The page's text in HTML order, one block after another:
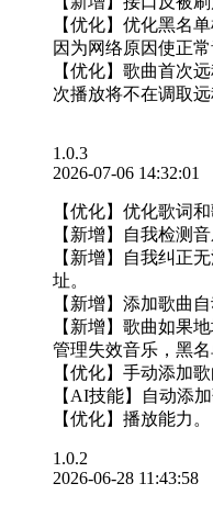
【优化】优化黑名
因为网络原因使正
【优化】歌曲首次
次播放将不在调取
1.0.3
2026-07-06 14:32:01
【优化】优化歌词
【新增】自我检测
【新增】自我纠正
址。
【新增】添加歌曲
【新增】歌曲如果
管理失效音乐，黑
【优化】手动添加
【AI技能】自动添
【优化】播放能力。
1.0.2
2026-06-28 11:43:58